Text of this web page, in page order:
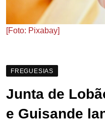
[Foto: Pixabay]
FREGUESIAS
Junta de
e Guisande